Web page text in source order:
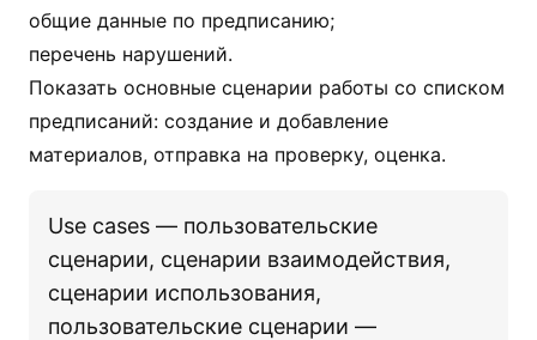
общие данные по предписанию;
перечень нарушений.
Показать основные сценарии работы со списком
предписаний: создание и добавление
материалов, отправка на проверку, оценка.
Use cases — пользовательские
сценарии, сценарии взаимодействия,
сценарии использования,
пользовательские сценарии —